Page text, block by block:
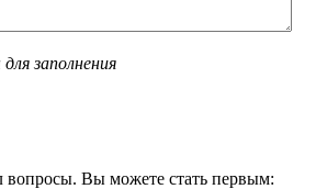
заполнения
вопросы. Вы можете стать первым: